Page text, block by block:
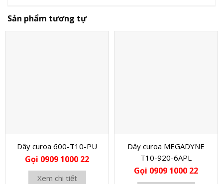
Sản phẩm tương tự
Dây curoa 600-T10-PU
Gọi 0909 1000 22
Xem chi tiết
Dây curoa MEGADYNE
T10-920-6APL
Gọi 0909 1000 22